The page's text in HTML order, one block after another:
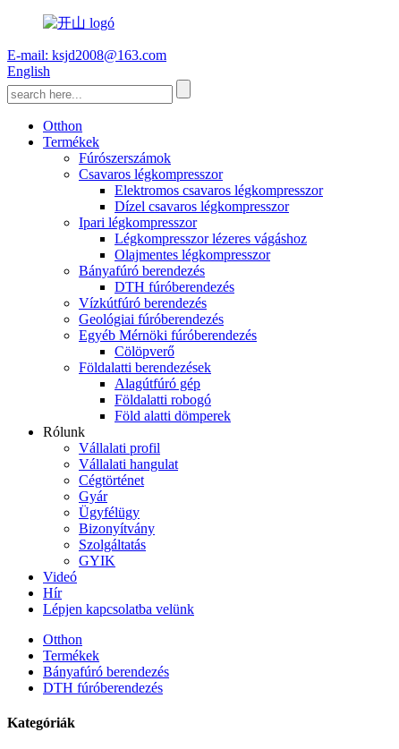
E-mail: ksjd2008@163.com
English
Otthon
Termékek
Fúrószerszámok
Csavaros légkompresszor
Elektromos csavaros légkompresszor
Dízel csavaros légkompresszor
Ipari légkompresszor
Légkompresszor lézeres vágáshoz
Olajmentes légkompresszor
Bányafúró berendezés
DTH fúróberendezés
Vízkútfúró berendezés
Geológiai fúróberendezés
Egyéb Mérnöki fúróberendezés
Cölöpverő
Földalatti berendezések
Alagútfúró gép
Földalatti robogó
Föld alatti dömperek
Rólunk
Vállalati profil
Vállalati hangulat
Cégtörténet
Gyár
Ügyfélügy
Bizonyítvány
Szolgáltatás
GYIK
Videó
Hír
Lépjen kapcsolatba velünk
Otthon
Termékek
Bányafúró berendezés
DTH fúróberendezés
Kategóriák